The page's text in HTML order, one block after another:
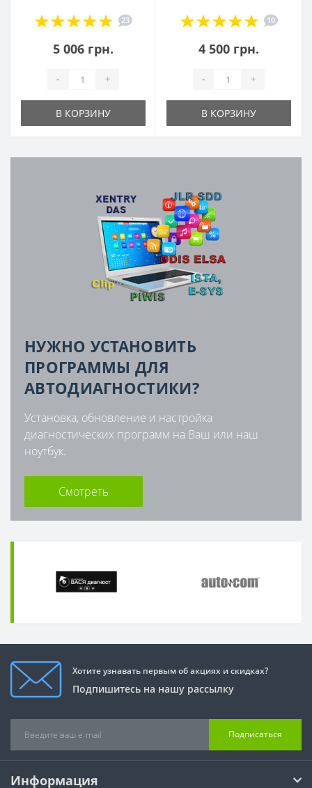
23
5 006 грн.
- +
В КОРЗИНУ
10
4 500 грн.
- +
В КОРЗИНУ
НУЖНО УСТАНОВИТЬ
ПРОГРАММЫ ДЛЯ
АВТОДИАГНОСТИКИ?
Установка, обновление и настройка
диагностических программ на Ваш или наш
ноутбук.
Смотреть
Хотите узнавать первым об акциях и скидках?
Подпишитесь на нашу рассылку
Подписаться
Информация